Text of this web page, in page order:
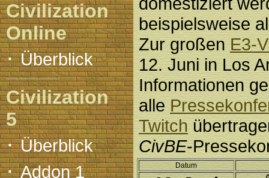
Civilization
Online
·Überblick
Civilization
5
·Überblick
·Addon 1
beispielsweise
Zur großenE3-
12. Juni in Los
Informationen
alle
Twitch
CivBE-
Datum